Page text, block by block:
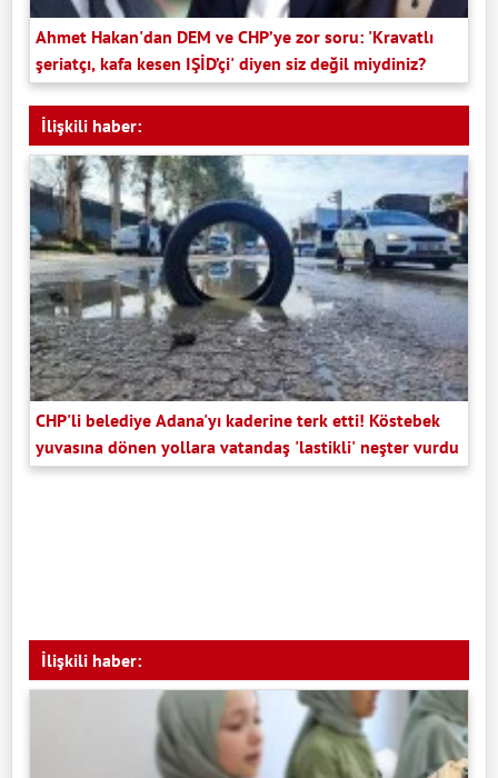
Ahmet Hakan'dan DEM ve CHP’ye zor soru: 'Kravatlı
şeriatçı, kafa kesen IŞİD’çi' diyen siz değil miydiniz?
İlişkili haber:
CHP'li belediye Adana'yı kaderine terk etti! Köstebek
yuvasına dönen yollara vatandaş 'lastikli' neşter vurdu
İlişkili haber: